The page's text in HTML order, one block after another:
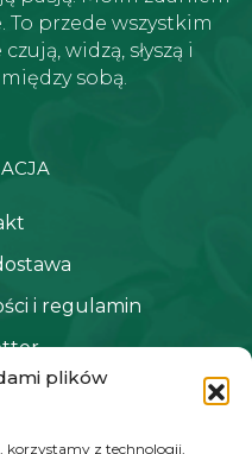
plików
korzystamy z technologii,
To przede wszystkim
widzą, słyszą i
sobą.
i regulamin